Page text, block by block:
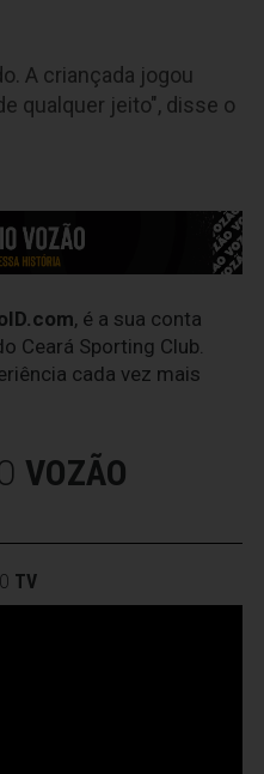
A criançada jogou
qualquer jeito", disse o
, é a sua conta
Ceará Sporting Club.
cada vez mais
VOZÃO
TV